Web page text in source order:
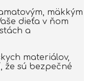
mäkkým
dieťa v ňom
a
materiálov,
že sú bezpečné